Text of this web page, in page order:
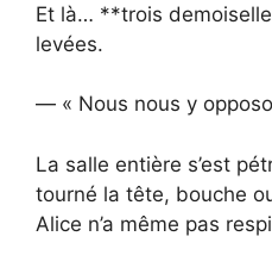
Et là… **trois
levées.
— « Nous nous y
La salle entière s’est
tourné la tête, bouche
Alice n’a même pas